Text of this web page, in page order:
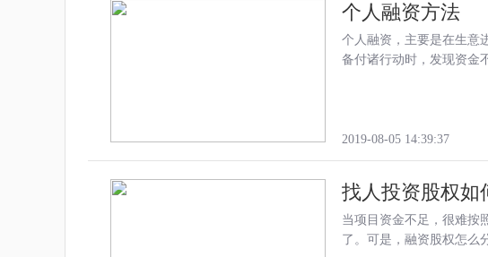
个人融资方法
个人融资，主要是在生意
备付诸行动时，发现资金
2019-08-05 14:39:37
找人投资股权如
当项目资金不足，很难按
了。可是，融资股权怎么